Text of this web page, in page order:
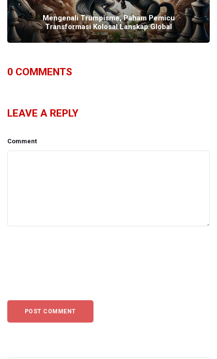
Mengenali Trumpisme, Paham Pemicu
Transformasi Kolosal Lanskap Global
0 COMMENTS
LEAVE A REPLY
Comment